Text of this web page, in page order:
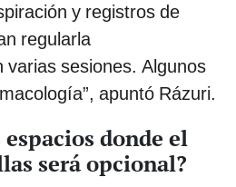
y registros de
regularla
varias sesiones. Algunos
apuntó Rázuri.
donde el
será opcional?